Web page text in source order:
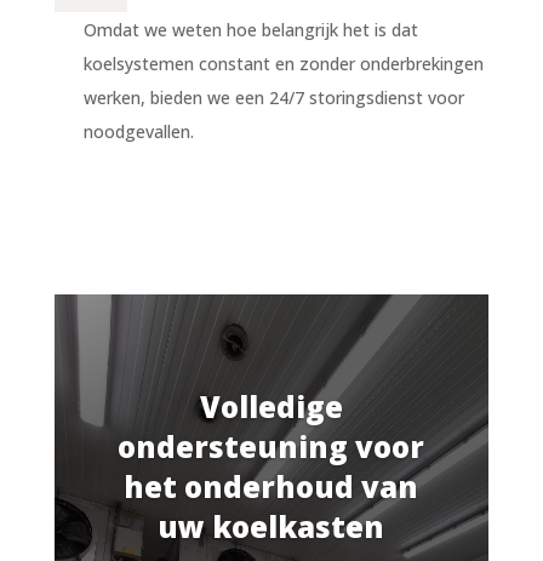
Omdat we weten hoe belangrijk het is dat
koelsystemen constant en zonder onderbrekingen
werken, bieden we een 24/7 storingsdienst voor
noodgevallen.
Volledige
ondersteuning voor
het onderhoud van
uw koelkasten